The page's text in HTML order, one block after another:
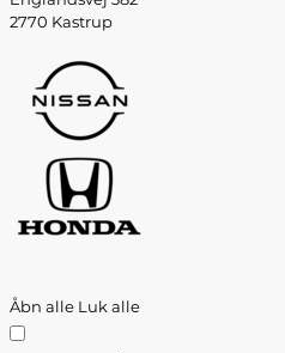
2770 Kastrup
Åbn alle Luk alle